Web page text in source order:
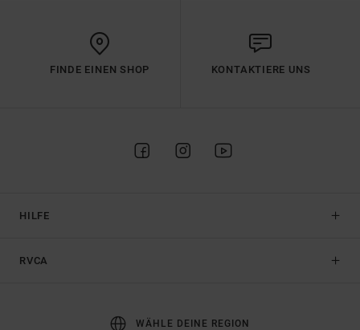
FINDE EINEN SHOP KONTAKTIERE UNS
HILFE
RVCA
WÄHLE DEINE REGION